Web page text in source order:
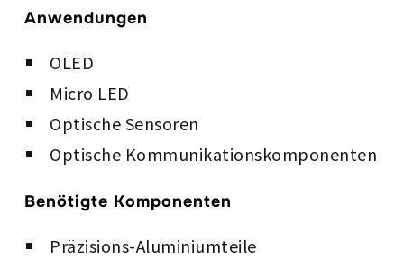
Anwendungen
OLED
Micro LED
Optische Sensoren
Optische Kommunikationskomponenten
Benötigte Komponenten
Präzisions-Aluminiumteile